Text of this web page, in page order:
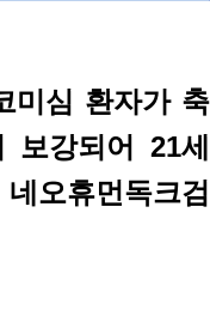
미심 환자가 축
보강되어 21세
오휴먼독크검